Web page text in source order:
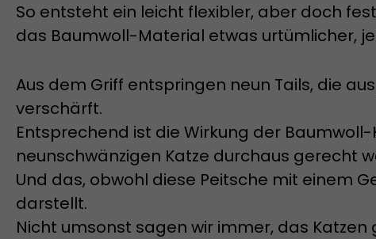
So entsteht ein leicht flexibler, aber doch
das Baumwoll-Material etwas urtümlicher,
Aus dem Griff entspringen neun Tails, die
verschärft.
Entsprechend ist die Wirkung der
neunschwänzigen Katze durchaus gerecht
Und das, obwohl diese Peitsche mit einem
darstellt.
Nicht umsonst sagen wir immer, das